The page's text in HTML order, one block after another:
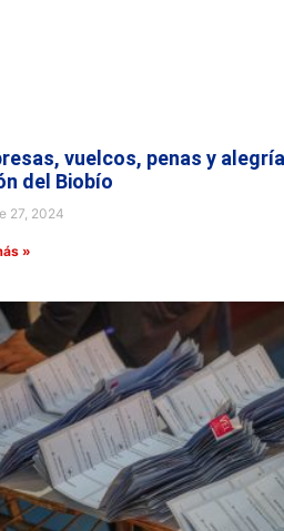
vuelcos, penas y
del Biobío
27, 2024
»